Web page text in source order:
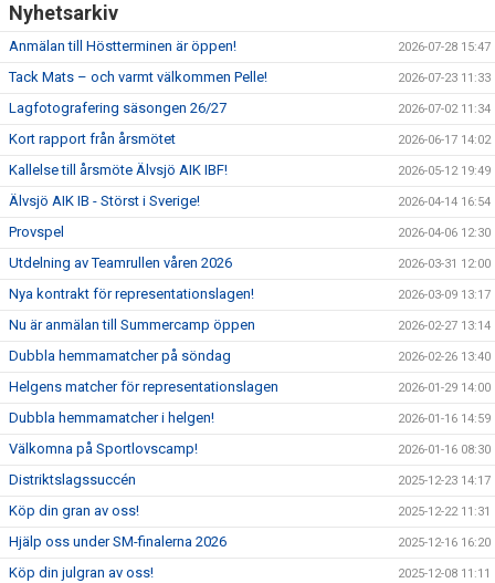
Nyhetsarkiv
Anmälan till Höstterminen är öppen! 2026-07-28 15:47
Tack Mats – och varmt välkommen Pelle! 2026-07-23 11:33
Lagfotografering säsongen 26/27 2026-07-02 11:34
Kort rapport från årsmötet 2026-06-17 14:02
Kallelse till årsmöte Älvsjö AIK IBF! 2026-05-12 19:49
Älvsjö AIK IB - Störst i Sverige! 2026-04-14 16:54
Provspel 2026-04-06 12:30
Utdelning av Teamrullen våren 2026 2026-03-31 12:00
Nya kontrakt för representationslagen! 2026-03-09 13:17
Nu är anmälan till Summercamp öppen 2026-02-27 13:14
Dubbla hemmamatcher på söndag 2026-02-26 13:40
Helgens matcher för representationslagen 2026-01-29 14:00
Dubbla hemmamatcher i helgen! 2026-01-16 14:59
Välkomna på Sportlovscamp! 2026-01-16 08:30
Distriktslagssuccén 2025-12-23 14:17
Köp din gran av oss! 2025-12-22 11:31
Hjälp oss under SM-finalerna 2026 2025-12-16 16:20
Köp din julgran av oss! 2025-12-08 11:11